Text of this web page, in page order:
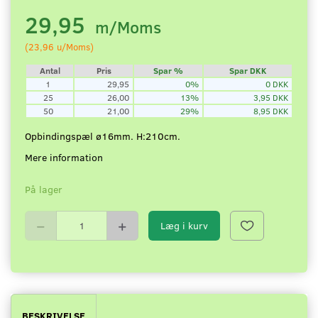
29,95 m/Moms
(23,96 u/Moms)
Antal Pris Spar %
Spar DKK
1
29,95 0%
0 DKK
25
26,00 13%
3,95 DKK
50
21,00 29% 8,95 DKK
Opbindingspæl ø16mm. H:210cm.
Mere information
På lager
Læg i kurv